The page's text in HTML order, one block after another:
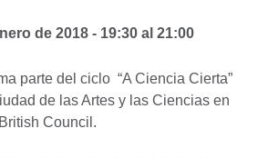
de 2018 - 19:30 al21:00
parte del ciclo “A Ciencia Cierta”
de las Artes y las Ciencias en
Council.